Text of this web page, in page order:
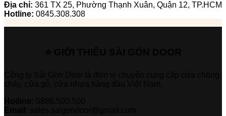
Địa chỉ: 361 TX 25, Phường Thạnh Xuân, Quận 12, TP.HCM
Hotline: 0845.308.308